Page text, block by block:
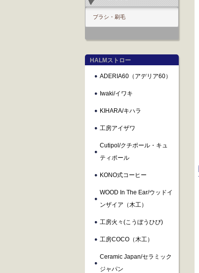
ブラシ・刷毛
HALMストロー
ADERIA60（アデリア60）
Iwaki/イワキ
KIHARA/キハラ
工房アイザワ
Cutipol/クチポール・キュ
ティポール
KONO式コーヒー
WOOD In The Ear/ウッドイ
ンザイア（木工）
工房火々(こうぼうひび)
工房COCO（木工）
Ceramic Japan/セラミック
ジャパン